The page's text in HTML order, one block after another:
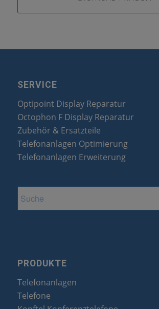
SERVICE
Optipoint Display Reparatur
Octophon F Display Reparatur
Zubehör & Ersatzteile
Telefonanlagen Optimierung
Telefonanlagen Erweiterung
PRODUKTE
Telefonanlagen
Telefone